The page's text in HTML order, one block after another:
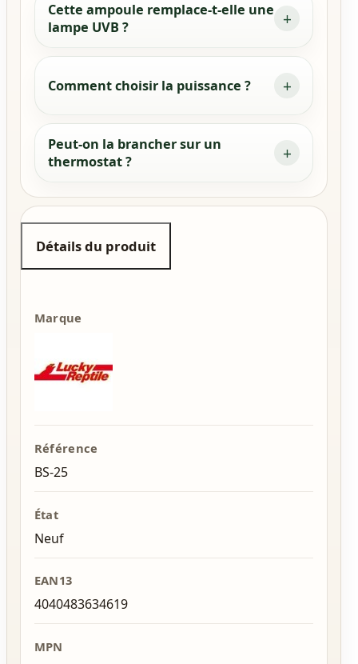
Cette ampoule remplace-t-elle une
lampe UVB ?
Comment choisir la puissance ?
Peut-on la brancher sur un
thermostat ?
Détails du produit
Marque
Référence
BS-25
État
Neuf
EAN13
4040483634619
MPN